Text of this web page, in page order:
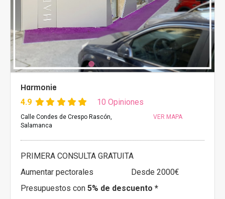
Harmonie
4.9 10 Opiniones
Calle Condes de Crespo Rascón,
Salamanca
VER MAPA
PRIMERA CONSULTA GRATUITA
Aumentar pectorales
Desde 2000€
Presupuestos con 5% de descuento *